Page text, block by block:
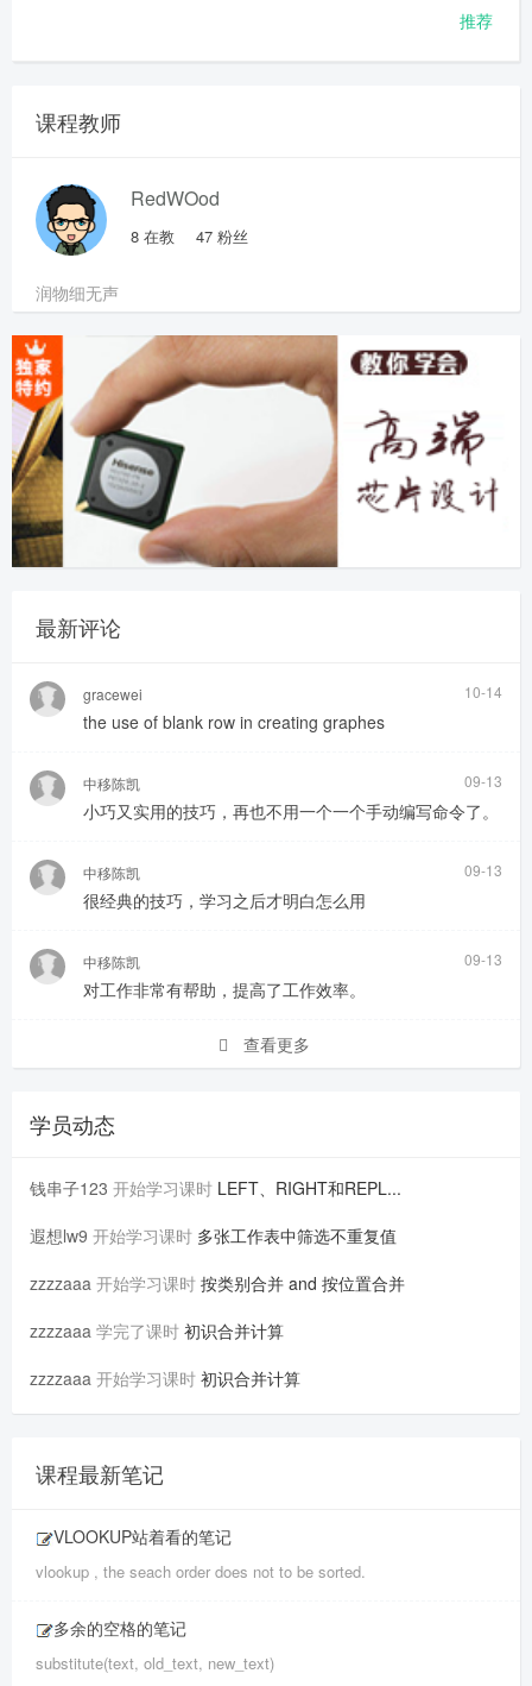
推荐
课程教师
RedWOod
8 在教 47 粉丝
润物细无声
最新评论
gracewei 10-14
the use of blank row in creating graphes
中移陈凯 09-13
小巧又实用的技巧，再也不用一个一个手动编写命令了。
中移陈凯 09-13
很经典的技巧，学习之后才明白怎么用
中移陈凯 09-13
对工作非常有帮助，提高了工作效率。
查看更多
学员动态
钱串子123 开始学习课时 LEFT、RIGHT和REPL...
遐想lw9 开始学习课时 多张工作表中筛选不重复值
zzzzaaa 开始学习课时 按类别合并 and 按位置合并
zzzzaaa 学完了课时 初识合并计算
zzzzaaa 开始学习课时 初识合并计算
课程最新笔记
VLOOKUP站着看的笔记
vlookup , the seach order does not to be sorted.
多余的空格的笔记
substitute(text, old_text, new_text)